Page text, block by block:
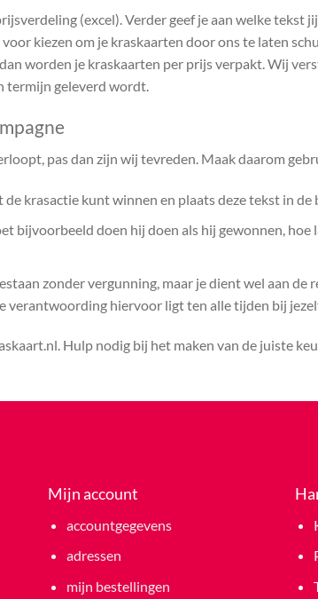
(excel). Verder geef je aan welke tekst
kiezen om je kraskaarten door ons te laten
worden je kraskaarten per prijs verpakt. Wij
termijn geleverd wordt.
pas dan zijn wij tevreden. Maak daarom
krasactie kunt winnen en plaats deze tekst in de
bijvoorbeeld doen hij doen als hij gewonnen,
zonder vergunning, maar je dient wel aan de
verantwoording hiervoor ligt ten alle tijden bij
Hulp nodig bij het maken van de juiste
Mijn account
accountgegevens
adressen
mijn bestellingen